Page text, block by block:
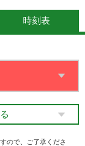
時刻表
ので、ご了承くださ